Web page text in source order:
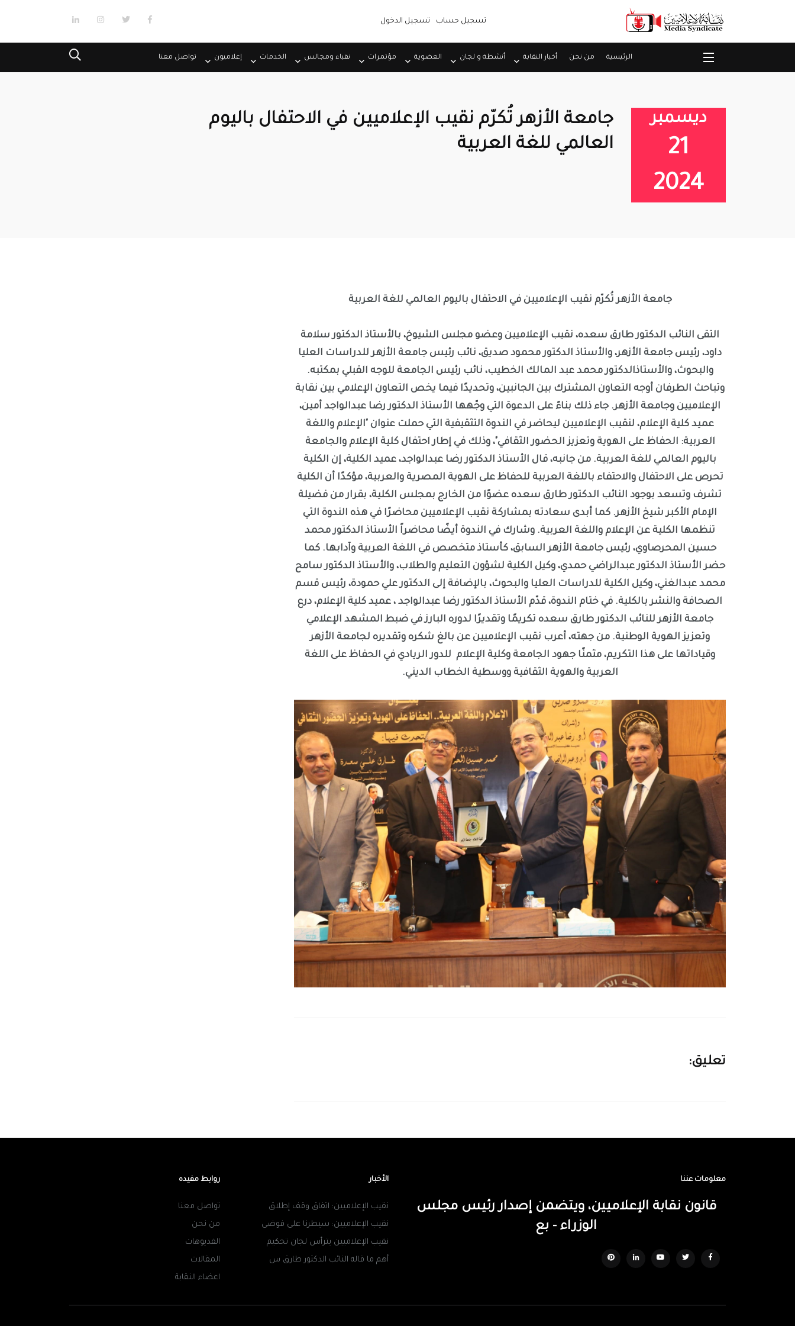
تسجيل حساب تسجيل الدخول
الرئيسية من نحن أخبار النقابة أنشطة و لجان العضوية مؤتمرات نقباء ومجالس الخدمات إعلاميون تواصل معنا
ديسمبر
21
2024
جامعة الأزهر تُكرّم نقيب الإعلاميين في الاحتفال باليوم
العالمي للغة العربية
جامعة الأزهر تُكرّم نقيب الإعلاميين في الاحتفال باليوم العالمي للغة العربية
التقى النائب الدكتور طارق سعده، نقيب الإعلاميين وعضو مجلس الشيوخ، بالأستاذ الدكتور سلامة
داود، رئيس جامعة الأزهر، والأستاذ الدكتور محمود صديق، نائب رئيس جامعة الأزهر للدراسات العليا
والبحوث، والأستاذالدكتور محمد عبد المالك الخطيب، نائب رئيس الجامعة للوجه القبلي بمكتبه.
وتباحث الطرفان أوجه التعاون المشترك بين الجانبين، وتحديدًا فيما يخص التعاون الإعلامي بين نقابة
الإعلاميين وجامعة الأزهر. جاء ذلك بناءً على الدعوة التي وجّهها الأستاذ الدكتور رضا عبدالواجد أمين،
عميد كلية الإعلام، لنقيب الإعلاميين ليحاضر في الندوة التثقيفية التي حملت عنوان "الإعلام واللغة
العربية: الحفاظ على الهوية وتعزيز الحضور الثقافي"، وذلك في إطار احتفال كلية الإعلام والجامعة
باليوم العالمي للغة العربية. من جانبه، قال الأستاذ الدكتور رضا عبدالواجد، عميد الكلية، إن الكلية
تحرص على الاحتفال والاحتفاء باللغة العربية للحفاظ على الهوية المصرية والعربية، مؤكدًا أن الكلية
تشرف وتسعد بوجود النائب الدكتور طارق سعده عضوًا من الخارج بمجلس الكلية، بقرار من فضيلة
الإمام الأكبر شيخ الأزهر. كما أبدى سعادته بمشاركة نقيب الإعلاميين محاضرًا في هذه الندوة التي
تنظمها الكلية عن الإعلام واللغة العربية. وشارك في الندوة أيضًا محاضراً الأستاذ الدكتور محمد
حسين المحرصاوي، رئيس جامعة الأزهر السابق، كأستاذ متخصص في اللغة العربية وآدابها. كما
حضر الأستاذ الدكتور عبدالراضي حمدي، وكيل الكلية لشؤون التعليم والطلاب، والأستاذ الدكتور سامح
محمد عبدالغني، وكيل الكلية للدراسات العليا والبحوث، بالإضافة إلى الدكتور علي حمودة، رئيس قسم
الصحافة والنشر بالكلية. في ختام الندوة، قدّم الأستاذ الدكتور رضا عبدالواجد ، عميد كلية الإعلام، درع
جامعة الأزهر للنائب الدكتور طارق سعده تكريمًا وتقديرًا لدوره البارز في ضبط المشهد الإعلامي
وتعزيز الهوية الوطنية. من جهته، أعرب نقيب الإعلاميين عن بالغ شكره وتقديره لجامعة الأزهر
وقياداتها على هذا التكريم، مثمنًا جهود الجامعة وكلية الإعلام للدور الريادي في الحفاظ على اللغة
العربية والهوية الثقافية ووسطية الخطاب الديني.
تعليق:
معلومات عننا
قانون نقابة الإعلاميين، ويتضمن إصدار رئيس مجلس
الوزراء - بع
الأخبار
نقيب الإعلاميين: اتفاق وقف إطلاق
نقيب الإعلاميين: سيطرنا على فوضى
نقيب الإعلاميين يترأس لجان تحكيم
أهم ما قاله النائب الدكتور طارق س
روابط مفيده
تواصل معنا
من نحن
الفديوهات
المقالات
اعضاء النقابة